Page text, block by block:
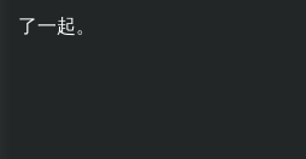
了一起。